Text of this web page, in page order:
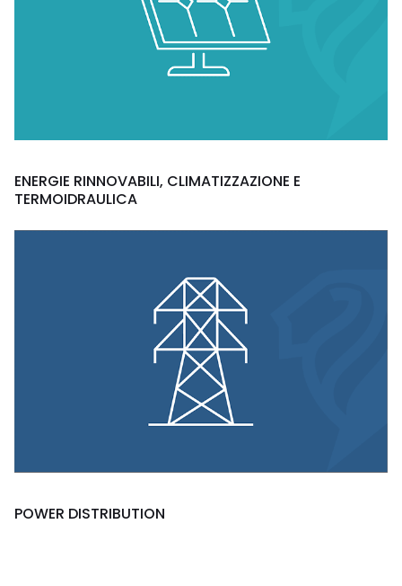
ENERGIE RINNOVABILI, CLIMATIZZAZIONE E
TERMOIDRAULICA
POWER DISTRIBUTION